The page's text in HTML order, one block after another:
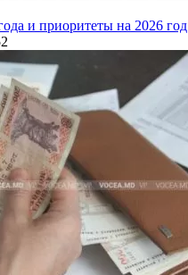
и приоритеты на 2026 год